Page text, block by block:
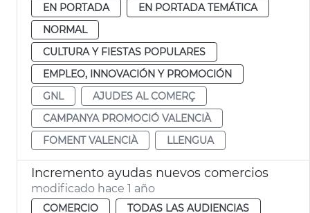
EN PORTADA
EN PORTADA TEMÁTICA
NORMAL
CULTURA Y FIESTAS POPULARES
EMPLEO, INNOVACIÓN Y PROMOCIÓN
GNL
AJUDES AL COMERÇ
CAMPANYA PROMOCIÓ VALENCIÀ
FOMENT VALENCIÀ
LLENGUA
Incremento ayudas nuevos comercios
modificado hace 1 año
COMERCIO TODAS LAS AUDIENCIAS